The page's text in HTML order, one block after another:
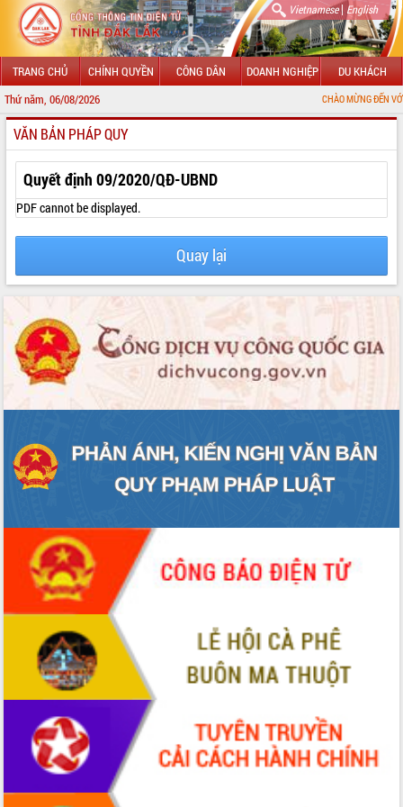
Vietnamese| English
TRANG CHỦ CHÍNH QUYỀN CÔNG DÂN DOANH NGHIỆP DU KHÁCH
Thứ năm, 06/08/2026 CHÀO MỪNG ĐẾN VỚI CỔNG
GIỚI THIỆU
LÃNH ĐẠO UBND TỈNH
TIN TỨC SỰ KIỆN
UBND CÁC XÃ, PHƯỜNG
THÔNG TIN CHỈ ĐẠO ĐIỀU HÀNH
HỆ THỐNG VĂN BẢN
VĂN BẢN HĐND TỈNH
QUY HOẠCH - KẾ HOẠCH
VĂN BẢN PHÁP QUY
Quyết định 09/2020/QĐ-UBND
PDF cannot be displayed.
Quay lại